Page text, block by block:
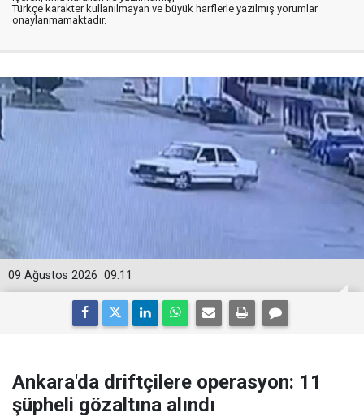
Türkçe karakter kullanılmayan ve büyük harflerle yazılmış yorumlar
onaylanmamaktadır.
09:11
09 Ağustos 2026
Ankara'da driftçilere operasyon: 11
şüpheli gözaltına alındı